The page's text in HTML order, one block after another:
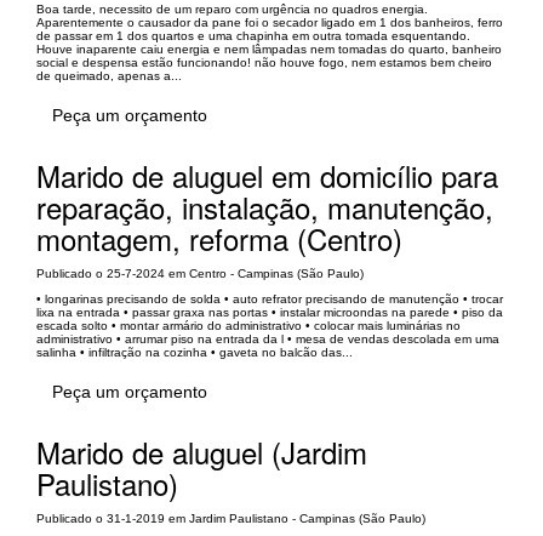
Boa tarde, necessito de um reparo com urgência no quadros energia.
Aparentemente o causador da pane foi o secador ligado em 1 dos banheiros, ferro
de passar em 1 dos quartos e uma chapinha em outra tomada esquentando.
Houve inaparente caiu energia e nem lâmpadas nem tomadas do quarto, banheiro
social e despensa estão funcionando! não houve fogo, nem estamos bem cheiro
de queimado, apenas a...
Peça um orçamento
Marido de aluguel em domicílio para
reparação, instalação, manutenção,
montagem, reforma (Centro)
Publicado o 25-7-2024 em Centro - Campinas (São Paulo)
• longarinas precisando de solda • auto refrator precisando de manutenção • trocar
lixa na entrada • passar graxa nas portas • instalar microondas na parede • piso da
escada solto • montar armário do administrativo • colocar mais luminárias no
administrativo • arrumar piso na entrada da l • mesa de vendas descolada em uma
salinha • infiltração na cozinha • gaveta no balcão das...
Peça um orçamento
Marido de aluguel (Jardim
Paulistano)
Publicado o 31-1-2019 em Jardim Paulistano - Campinas (São Paulo)